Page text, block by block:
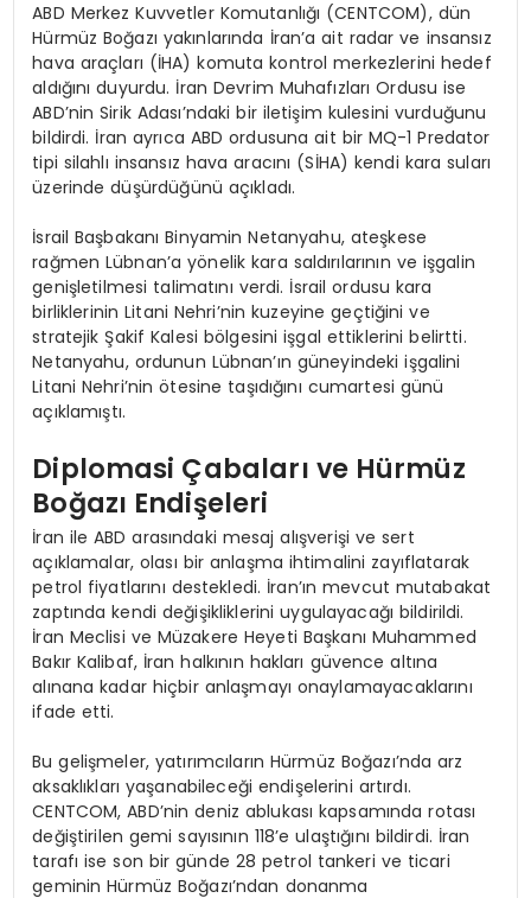
ABD Merkez Kuvvetler Komutanlığı (CENTCOM), dün
Hürmüz Boğazı yakınlarında İran’a ait radar ve insansız
hava araçları (İHA) komuta kontrol merkezlerini hedef
aldığını duyurdu. İran Devrim Muhafızları Ordusu ise
ABD’nin Sirik Adası’ndaki bir iletişim kulesini vurduğunu
bildirdi. İran ayrıca ABD ordusuna ait bir MQ-1 Predator
tipi silahlı insansız hava aracını (SİHA) kendi kara suları
üzerinde düşürdüğünü açıkladı.
İsrail Başbakanı Binyamin Netanyahu, ateşkese
rağmen Lübnan’a yönelik kara saldırılarının ve işgalin
genişletilmesi talimatını verdi. İsrail ordusu kara
birliklerinin Litani Nehri’nin kuzeyine geçtiğini ve
stratejik Şakif Kalesi bölgesini işgal ettiklerini belirtti.
Netanyahu, ordunun Lübnan’ın güneyindeki işgalini
Litani Nehri’nin ötesine taşıdığını cumartesi günü
açıklamıştı.
Diplomasi Çabaları ve Hürmüz
Boğazı Endişeleri
İran ile ABD arasındaki mesaj alışverişi ve sert
açıklamalar, olası bir anlaşma ihtimalini zayıflatarak
petrol fiyatlarını destekledi. İran’ın mevcut mutabakat
zaptında kendi değişikliklerini uygulayacağı bildirildi.
İran Meclisi ve Müzakere Heyeti Başkanı Muhammed
Bakır Kalibaf, İran halkının hakları güvence altına
alınana kadar hiçbir anlaşmayı onaylamayacaklarını
ifade etti.
Bu gelişmeler, yatırımcıların Hürmüz Boğazı’nda arz
aksaklıkları yaşanabileceği endişelerini artırdı.
CENTCOM, ABD’nin deniz ablukası kapsamında rotası
değiştirilen gemi sayısının 118’e ulaştığını bildirdi. İran
tarafı ise son bir günde 28 petrol tankeri ve ticari
geminin Hürmüz Boğazı’ndan donanma